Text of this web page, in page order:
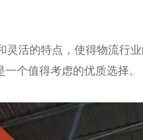
活的特点，使得物流行
个值得考虑的优质选择。